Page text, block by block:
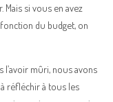
Mais si vous en avez
du budget, on
l’avoir mûri, nous avons
réfléchir à tous les